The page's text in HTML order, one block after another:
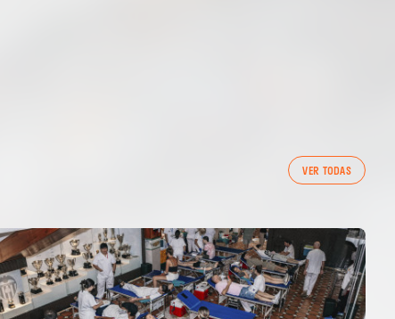
VER TODAS